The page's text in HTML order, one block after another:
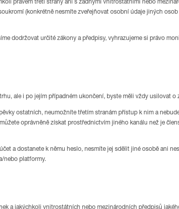
právem třetí strany ani s žádnými vnitrostátními nebo
(konkrétně nesmíte zveřejňovat osobní údaje jiných
dodržovat určité zákony a předpisy, vyhrazujeme si právo
ale i po jejím případném ukončení, byste měli vždy usilovat o
ostatních, neumožníte třetím stranám přístup k nim a
oprávněně získat prostřednictvím jiného kanálu než je
a dostanete k němu heslo, nesmíte jej sdělit jiné osobě ani
nebo platformy.
a jakýchkoli vnitrostátních nebo mezinárodních předpisů